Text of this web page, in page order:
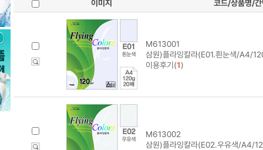
이미지 코드/상품명/간
M613001
삼원)플라잉칼라(E01.흰눈색/A4/
이용후기(1)
M613002
삼원)플라잉칼라(E02.우유색/A4/